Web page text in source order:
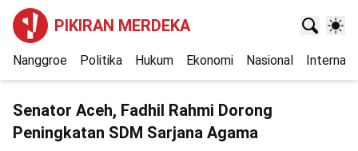
PIKIRAN MERDEKA
Nanggroe Politika Hukum Ekonomi Nasional
Senator Aceh, Fadhil Rahmi Dorong
Peningkatan SDM Sarjana Agama